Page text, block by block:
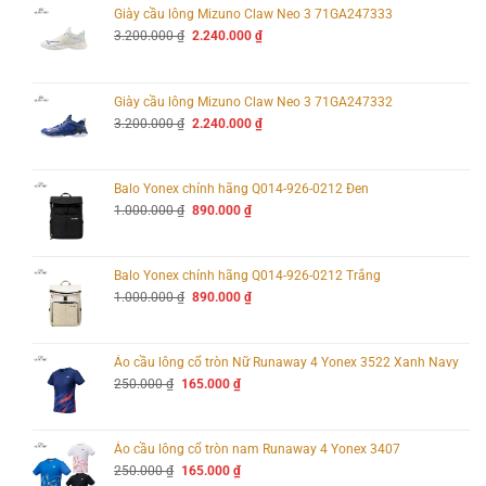
Vợt Pickleball Joola Ben Johns Perseus CFS 16mm
Giày cầu lông Mizuno Claw Neo 3 71GA247333
3.200.000₫ Giá
2.240.000 ₫Giá
2.240.000 ₫.
Giày cầu lông Mizuno Claw Neo 3 71GA247332
3.200.000₫ Giá
2.240.000 ₫Giá
2.240.000 ₫.
Balo Yonex chính hãng Q014-926-0212 Đen
1.000.000₫ Giá
890.000 ₫Giá
890.000 ₫.
Balo Yonex chính hãng Q014-926-0212 Trắng
1.000.000₫ Giá
890.000 ₫Giá
890.000 ₫.
Áo cầu lông cổ tròn Nữ Runaway 4 Yonex 3522 Xanh Navy
250.000₫ Giá
165.000 ₫Giá
165.000 ₫.
Áo cầu lông cổ tròn nam Runaway 4 Yonex 3407
250.000₫ Giá
165.000 ₫Giá